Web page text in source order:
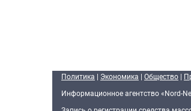
Политика | Экономика | Общество |
Информационное агентство «Nord-